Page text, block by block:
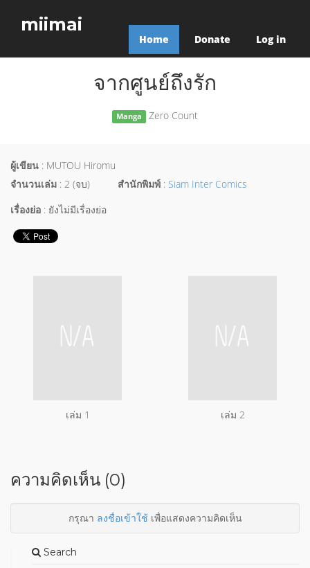
miimai
Home Donate Log in
จากศูนย์ถึงรัก
Manga Zero Count
ผู้เขียน : MUTOU Hiromu
จำนวนเล่ม : 2 (จบ) สำนักพิมพ์ : Siam Inter Comics
เรื่องย่อ : ยังไม่มีเรื่องย่อ
เล่ม 1 เล่ม 2
ความคิดเห็น (0)
กรุณา ลงชื่อเข้าใช้เพื่อแสดงความคิดเห็น
Search